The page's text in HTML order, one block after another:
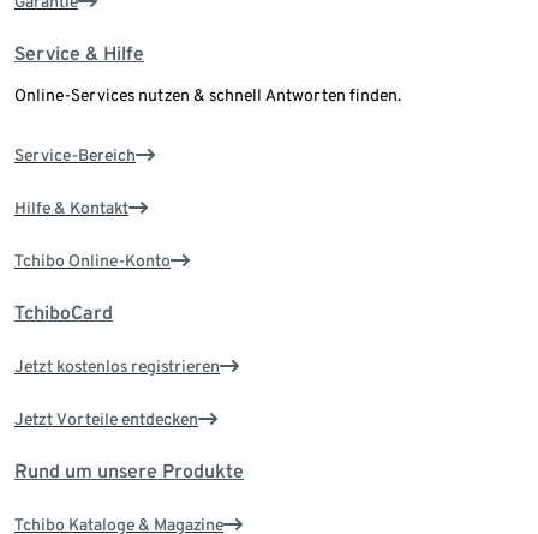
Service & Hilfe
Online-Services nutzen & schnell Antworten finden.
Service-Bereich
Hilfe & Kontakt
Tchibo Online-Konto
TchiboCard
Jetzt kostenlos registrieren
Jetzt Vorteile entdecken
Rund um unsere Produkte
Tchibo Kataloge & Magazine